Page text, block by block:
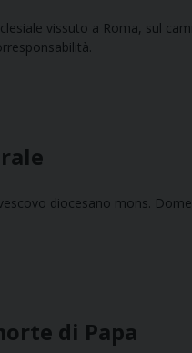
vissuto a Roma, sul
diocesano mons.
di Papa